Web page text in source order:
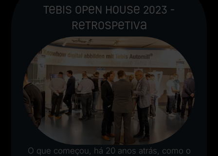
Tebis Open House 2023 -
Retrospetiva
O que começou, há 20 anos atrás, como o